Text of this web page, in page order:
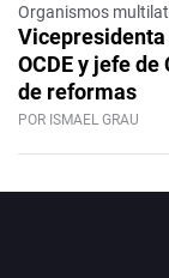
Organismos
OCDE y jefe
de reformas
POR ISMAEL GRAU